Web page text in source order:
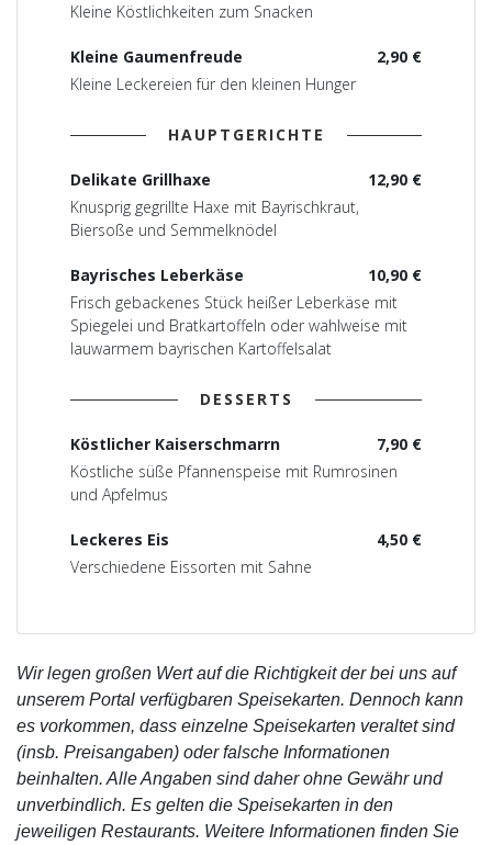
Kleine Köstlichkeiten zum Snacken
2,90 €
Kleine Gaumenfreude
Kleine Leckereien für den kleinen Hunger
HAUPTGERICHTE
12,90 €
Delikate Grillhaxe
Knusprig gegrillte Haxe mit Bayrischkraut,
Biersoße und Semmelknödel
10,90 €
Bayrisches Leberkäse
Frisch gebackenes Stück heißer Leberkäse mit
Spiegelei und Bratkartoffeln oder wahlweise mit
lauwarmem bayrischen Kartoffelsalat
DESSERTS
7,90 €
Köstlicher Kaiserschmarrn
Köstliche süße Pfannenspeise mit Rumrosinen
und Apfelmus
4,50 €
Leckeres Eis
Verschiedene Eissorten mit Sahne
Wir legen großen Wert auf die Richtigkeit der bei uns auf
unserem Portal verfügbaren Speisekarten. Dennoch kann
es vorkommen, dass einzelne Speisekarten veraltet sind
(insb. Preisangaben) oder falsche Informationen
beinhalten. Alle Angaben sind daher ohne Gewähr und
unverbindlich. Es gelten die Speisekarten in den
jeweiligen Restaurants. Weitere Informationen finden Sie